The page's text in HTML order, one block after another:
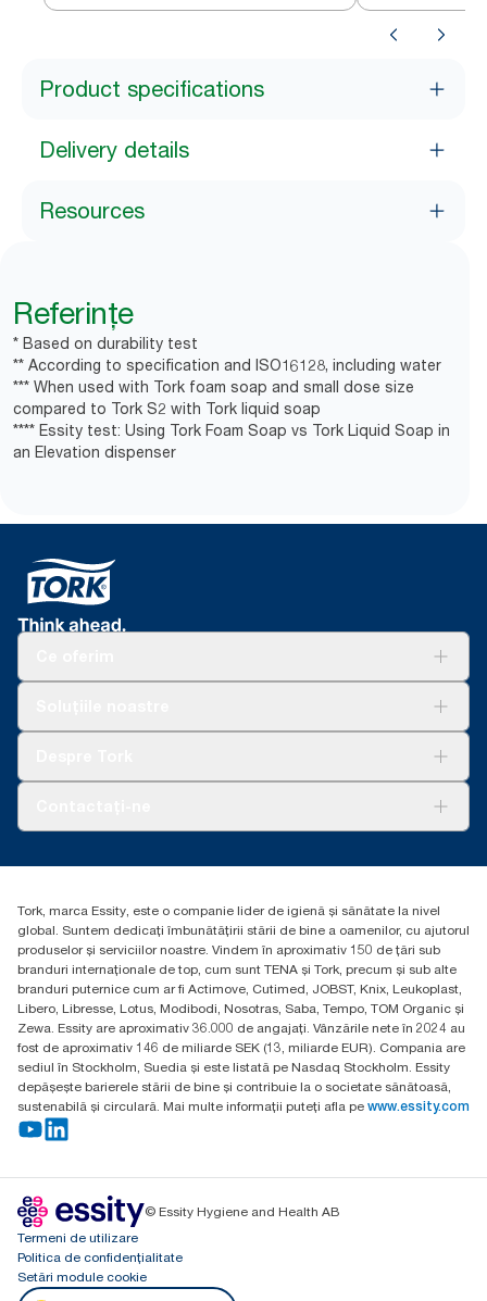
Product specifications
Delivery details
Resources
Referințe
* Based on durability test
** According to specification and ISO16128, including water
*** When used with Tork foam soap and small dose size
compared to Tork S2 with Tork liquid soap
**** Essity test: Using Tork Foam Soap vs Tork Liquid Soap in
an Elevation dispenser
Essity Hungary Kft. Professional Hygiene
Budakeszi út 51.
Tork, marca Essity, este o companie lider de igienă și sănătate la nivel
global. Suntem dedicați îmbunătățirii stării de bine a oamenilor, cu ajutorul
produselor și serviciilor noastre. Vindem în aproximativ 150 de țări sub
branduri internaționale de top, cum sunt TENA și Tork, precum și sub alte
branduri puternice cum ar fi Actimove, Cutimed, JOBST, Knix, Leukoplast,
Libero, Libresse, Lotus, Modibodi, Nosotras, Saba, Tempo, TOM Organic și
Zewa. Essity are aproximativ 36.000 de angajați. Vânzările nete în 2024 au
fost de aproximativ 146 de miliarde SEK (13, miliarde EUR). Compania are
sediul în Stockholm, Suedia și este listată pe Nasdaq Stockholm. Essity
depășește barierele stării de bine și contribuie la o societate sănătoasă,
sustenabilă și circulară. Mai multe informații puteți afla pe www.essity.com
© Essity Hygiene and Health AB
Termeni de utilizare
Politica de confidențialitate
Setări module cookie